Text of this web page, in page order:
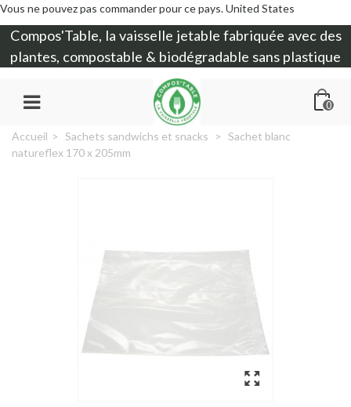
Vous ne pouvez pas commander pour ce pays.United States
Compos'Table, la vaisselle jetable fabriquée avec des
plantes, compostable & biodégradable sans plastique
0
Accueil > Sachets sandwichs et snacks > Sachet blanc
natureflex 170 x 205mm